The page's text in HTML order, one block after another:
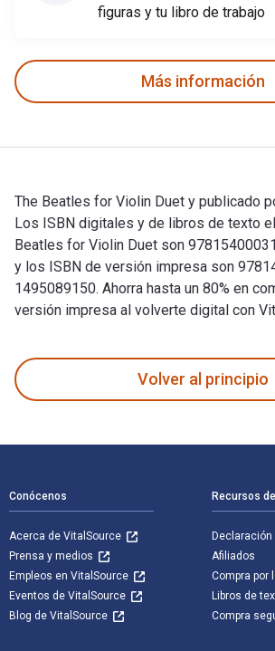
figuras y tu libro de trabajo
Más información
The Beatles for Violin Duet y publicado
Los ISBN digitales y de libros de texto
Beatles for Violin Duet son
y los ISBN de versión impresa son
1495089150. Ahorra hasta un 80% en
versión impresa al volverte digital con
Volver al principio
Conócenos
Acerca de VitalSource
Prensa y medios
Empleos en VitalSource
Eventos de VitalSource
Blog de VitalSource
Recursos
Declaración
Afiliados
Compra por
Libros de
Compra